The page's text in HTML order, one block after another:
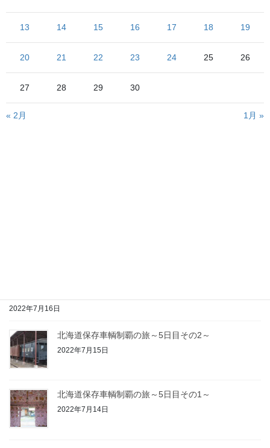
北海道保存車輌制覇の旅～総括、そして……
2022年7月21日
北海道保存車輌制覇の旅～6日目～
2022年7月20日
2022年7月16日
北海道保存車輌制覇の旅～5日目その2～
2022年7月15日
北海道保存車輌制覇の旅～5日目その1～
2022年7月14日
13 14 15 16 17 18 19
20 21 22 23 24 25 26
27 28 29 30
« 2月 1月 »